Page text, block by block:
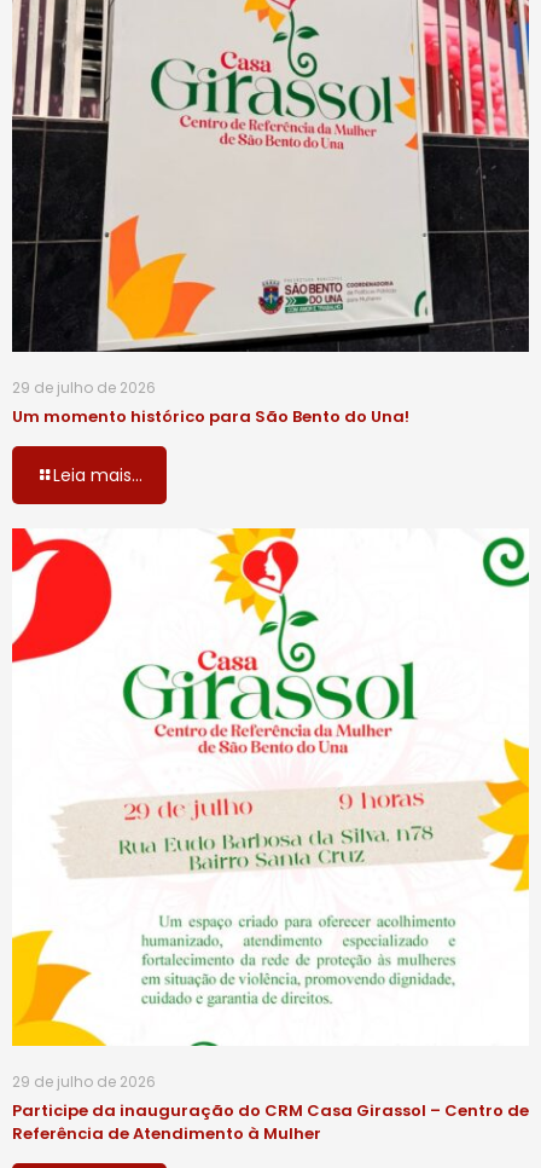
29 de julho de 2026
Um momento histórico para São Bento do Una!
Leia mais...
29 de julho de 2026
Participe da inauguração do CRM Casa Girassol – Centro de
Referência de Atendimento à Mulher